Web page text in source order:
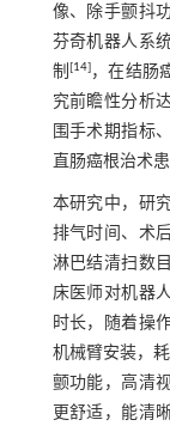
像、除手颤抖
芬奇机器人系
制 [14]，在结肠
究前瞻性分析
围手术期指标
直肠癌根治术
本研究中，研
排气时间、术
淋巴结清扫数
床医师对机器
时长，随着操
机械臂安装，
颤功能，高清
更舒适，能清